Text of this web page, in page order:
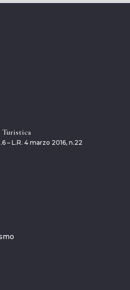
Turistica
– L.R. 4 marzo 2016, n.22